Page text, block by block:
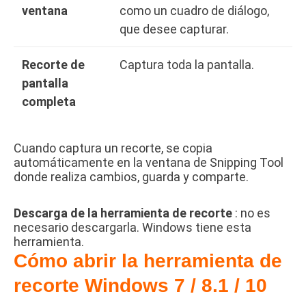
ventana
como un cuadro de diálogo,
que desee capturar.
Recorte de
pantalla
completa
Captura toda la pantalla.
Cuando captura un recorte, se copia
automáticamente en la ventana de Snipping Tool
donde realiza cambios, guarda y comparte.
Descarga de la herramienta de recorte : no es
necesario descargarla. Windows tiene esta
herramienta.
Cómo abrir la herramienta de
recorte Windows 7 / 8.1 / 10